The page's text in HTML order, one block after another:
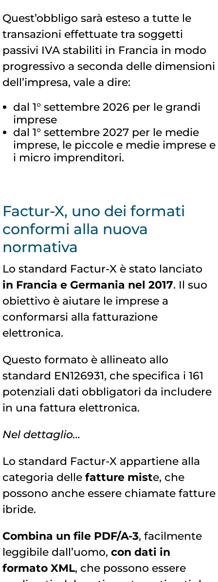
Quest’obbligo sarà esteso a tutte le
transazioni effettuate tra soggetti
passivi IVA stabiliti in Francia in modo
progressivo a seconda delle dimensioni
dell’impresa, vale a dire:
dal 1° settembre 2026 per le grandi
imprese
dal 1° settembre 2027 per le medie
imprese, le piccole e medie imprese e
i micro imprenditori.
Factur-X, uno dei formati
conformi alla nuova
normativa
Lo standard Factur-X è stato lanciato
in Francia e Germania nel 2017. Il suo
obiettivo è aiutare le imprese a
conformarsi alla fatturazione
elettronica.
Questo formato è allineato allo
standard EN126931, che specifica i 161
potenziali dati obbligatori da includere
in una fattura elettronica.
Nel dettaglio…
Lo standard Factur-X appartiene alla
categoria delle fatture miste, che
possono anche essere chiamate fatture
ibride.
Combina un file PDF/A-3, facilmente
leggibile dall’uomo, con dati in
formato XML, che possono essere